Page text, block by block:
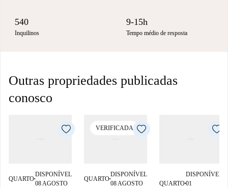
540
Inquilinos
9-15h
Tempo médio de resposta
Outras propriedades publicadas
conosco
QUARTO■
DISPONÍVEL
08 AGOSTO
VERIFICADA
QUARTO■
DISPONÍVEL
08 AGOSTO
QUARTO■
DISPONÍVEL
01